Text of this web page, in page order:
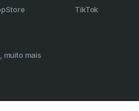
TikTok
muito mais